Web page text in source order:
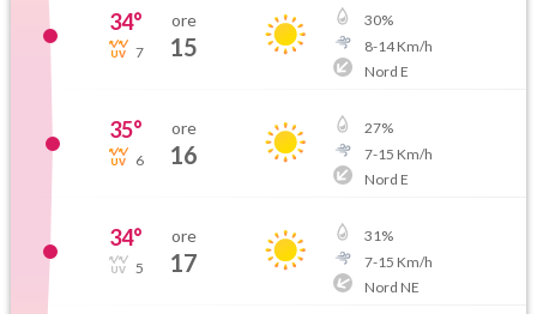
34°
7
ore
15
30%
8-14Km/h
Nord E
35°
6
ore
16
27%
7-15 Km/h
Nord E
34°
5
ore
17
31%
7-15 Km/h
Nord NE